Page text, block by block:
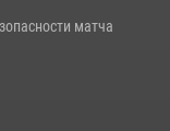
матча